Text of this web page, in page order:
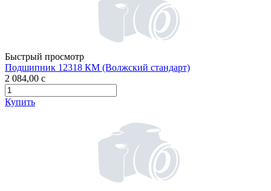
Быстрый просмотр
Подшипник 12318 КМ (Волжский стандарт)
2 084,00 c
Купить